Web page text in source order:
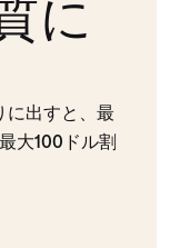
に出すと、最
大100ドル割